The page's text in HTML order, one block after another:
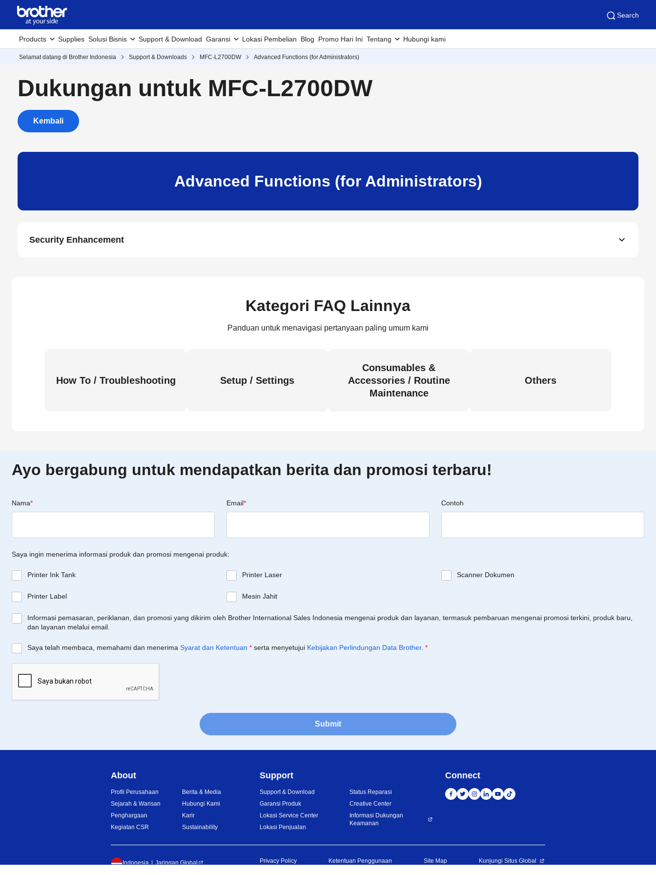
Search
Products Supplies Solusi Bisnis Support & Download Garansi Lokasi Pembelian Blog Promo Hari Ini Tentang Hubungi kami
Selamat datang di Brother Indonesia Support & Downloads MFC-L2700DW Advanced Functions (for Administrators)
Dukungan untuk MFC-L2700DW
Kembali
Advanced Functions (for Administrators)
Security Enhancement
Kategori FAQ Lainnya
Panduan untuk menavigasi pertanyaan paling umum kami
How To / Troubleshooting Setup / Settings
Consumables &
Accessories / Routine
Maintenance
Others
Ayo bergabung untuk mendapatkan berita dan promosi terbaru!
Nama* Email* Contoh
Saya ingin menerima informasi produk dan promosi mengenai produk:
Printer Ink Tank Printer Laser Scanner Dokumen
Printer Label Mesin Jahit
Informasi pemasaran, periklanan, dan promosi yang dikirim oleh Brother International Sales Indonesia mengenai produk dan layanan, termasuk pembaruan mengenai promosi terkini, produk baru,
dan layanan melalui email.
Saya telah membaca, memahami dan menerima Syarat dan Ketentuan * serta menyetujui Kebijakan Perlindungan Data Brother. *
Submit
About
Profil Perusahaan
Sejarah & Warisan
Penghargaan
Kegiatan CSR
Berita & Media
Hubungi Kami
Karir
Sustainability
Support
Support & Download
Garansi Produk
Lokasi Service Center
Lokasi Penjualan
Status Reparasi
Creative Center
Informasi Dukungan
Keamanan
Connect
Indonesia Jaringan Global Privacy Policy Ketentuan Penggunaan Site Map Kunjungi Situs Global